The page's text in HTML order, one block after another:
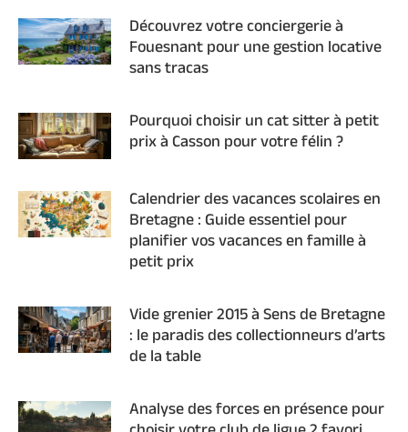
Découvrez votre conciergerie à
Fouesnant pour une gestion locative
sans tracas
Pourquoi choisir un cat sitter à petit
prix à Casson pour votre félin ?
Calendrier des vacances scolaires en
Bretagne : Guide essentiel pour
planifier vos vacances en famille à
petit prix
Vide grenier 2015 à Sens de Bretagne
: le paradis des collectionneurs d’arts
de la table
Analyse des forces en présence pour